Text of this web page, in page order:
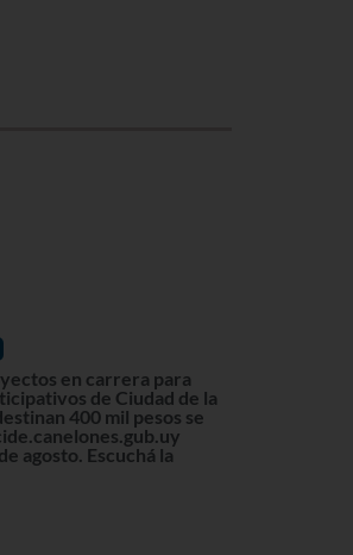
en carrera para
de Ciudad de la
400 mil pesos se
agosto. Escuchá la